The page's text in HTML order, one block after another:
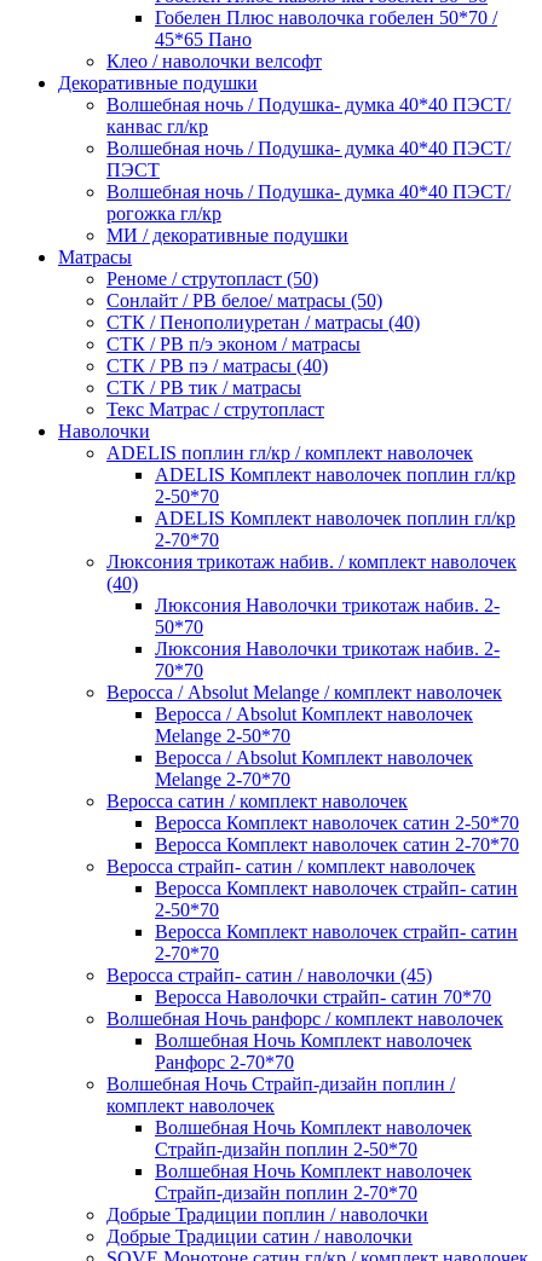
Гобелен Плюс наволочка гобелен 50*70 /
45*65 Пано
Клео / наволочки велсофт
Декоративные подушки
Волшебная ночь / Подушка- думка 40*40 ПЭСТ/
канвас гл/кр
Волшебная ночь / Подушка- думка 40*40 ПЭСТ/
ПЭСТ
Волшебная ночь / Подушка- думка 40*40 ПЭСТ/
рогожка гл/кр
МИ / декоративные подушки
Матрасы
Реноме / струтопласт (50)
Сонлайт / РВ белое/ матрасы (50)
СТК / Пенополиуретан / матрасы (40)
СТК / РВ п/э эконом / матрасы
СТК / РВ пэ / матрасы (40)
СТК / РВ тик / матрасы
Текс Матрас / струтопласт
Наволочки
ADELIS поплин гл/кр / комплект наволочек
ADELIS Комплект наволочек поплин гл/кр
2-50*70
ADELIS Комплект наволочек поплин гл/кр
2-70*70
Люксония трикотаж набив. / комплект наволочек
(40)
Люксония Наволочки трикотаж набив. 2-
50*70
Люксония Наволочки трикотаж набив. 2-
70*70
Веросса / Absolut Melange / комплект наволочек
Веросса / Absolut Комплект наволочек
Melange 2-50*70
Веросса / Absolut Комплект наволочек
Melange 2-70*70
Веросса сатин / комплект наволочек
Веросса Комплект наволочек сатин 2-50*70
Веросса Комплект наволочек сатин 2-70*70
Веросса страйп- сатин / комплект наволочек
Веросса Комплект наволочек страйп- сатин
2-50*70
Веросса Комплект наволочек страйп- сатин
2-70*70
Веросса страйп- сатин / наволочки (45)
Веросса Наволочки страйп- сатин 70*70
Волшебная Ночь ранфорс / комплект наволочек
Волшебная Ночь Комплект наволочек
Ранфорс 2-70*70
Волшебная Ночь Страйп-дизайн поплин /
комплект наволочек
Волшебная Ночь Комплект наволочек
Страйп-дизайн поплин 2-50*70
Волшебная Ночь Комплект наволочек
Страйп-дизайн поплин 2-70*70
Добрые Традиции поплин / наволочки
Добрые Традиции сатин / наволочки